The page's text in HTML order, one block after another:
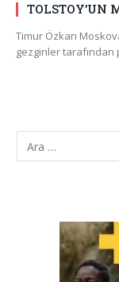
TOLSTOY’UN
Timur Özkan
gezginler tarafından
Video
oynatıcı